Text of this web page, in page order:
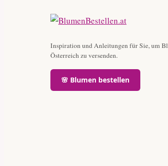
Inspiration und Anleitungen für Sie, um
Österreich zu versenden.
🌸 Blumen bestellen